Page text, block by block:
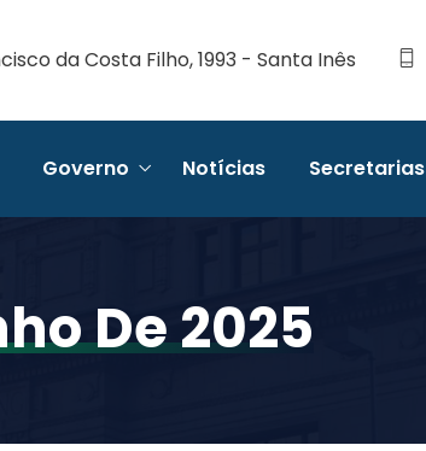
da Costa Filho, 1993 - Santa Inês
Governo Notícias Secretarias
De 2025